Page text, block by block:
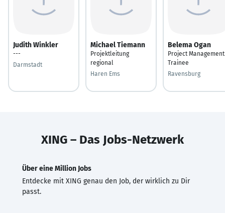
Judith Winkler
---
Darmstadt
Michael Tiemann
Projektleitung
regional
Haren Ems
Belema Ogan
Project Management
Trainee
Ravensburg
XING – Das Jobs-Netzwerk
Über eine Million Jobs
Entdecke mit XING genau den Job, der wirklich zu Dir
passt.